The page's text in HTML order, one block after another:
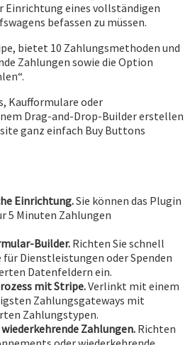
Einrichtung eines vollständigen
befassen zu müssen.
bietet 10 Zahlungsmethoden und
Zahlungen sowie die Option
Kaufformulare oder
Drag-and-Drop-Builder erstellen
ganz einfach Buy Buttons
Einrichtung.Sie können das Plugin
5 Minuten Zahlungen
Builder. Richten Sie schnell
Dienstleistungen oder Spenden
Datenfeldern ein.
mit Stripe.Verlinkt mit einem
Zahlungsgateways mit
Zahlungstypen.
Zahlungen. Richten